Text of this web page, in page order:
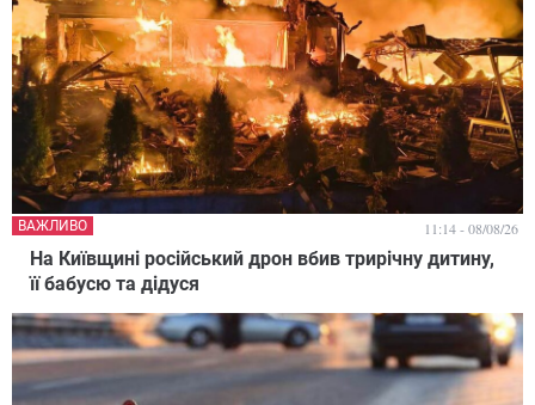
На Київщині російський дрон вбив трирічну дитину,
її бабусю та дідуся
ВАЖЛИВО 11:14 - 08/08/26